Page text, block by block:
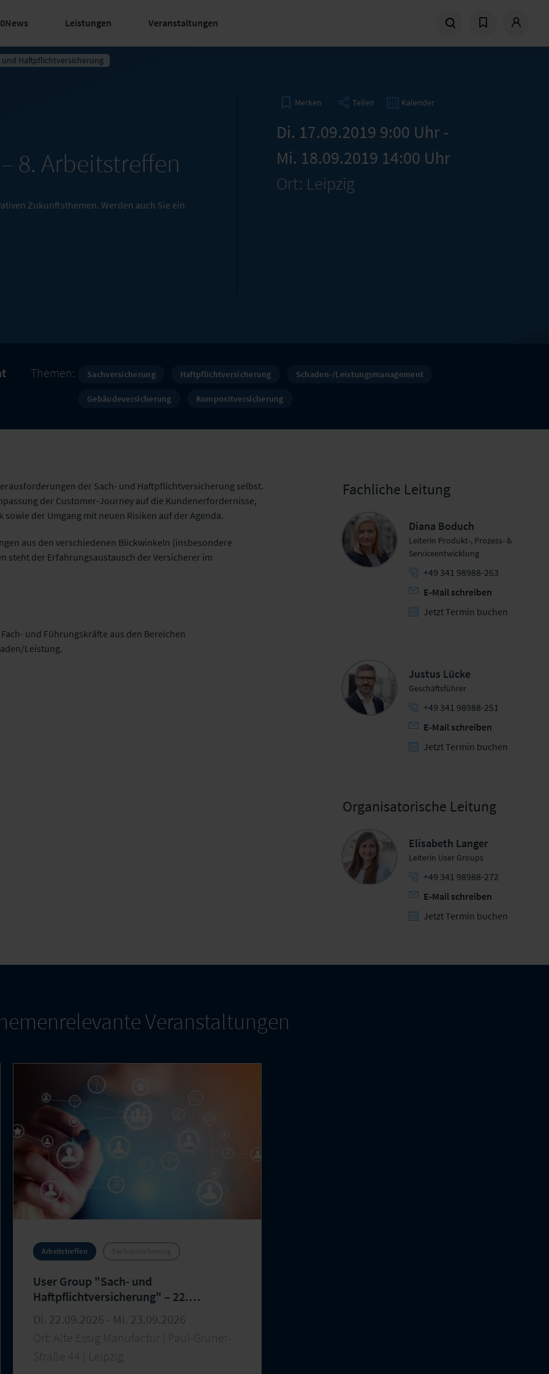
Leistungen Veranstaltungen
und Haftpflichtversicherung
8. Arbeitstreffen
Zukunftsthemen. Werden auch Sie ein
Merken Teilen Kalender
Di. 17.09.2019 9:00 Uhr -
Mi. 18.09.2019 14:00 Uhr
Ort: Leipzig
Themen: Sachversicherung Haftpflichtversicherung Schaden-/Leistungsmanagement
Gebäudeversicherung Kompositversicherung
der Sach- und Haftpflichtversicherung selbst.
der Customer-Journey auf die Kundenerfordernisse,
der Umgang mit neuen Risiken auf der Agenda.
aus den verschiedenen Blickwinkeln (insbesondere
steht der Erfahrungsaustausch der Versicherer im
und Führungskräfte aus den Bereichen
Leistung.
Fachliche Leitung
Diana Boduch
Leiterin Produkt-, Prozess- &
Serviceentwicklung
+49 341 98988-263
E-Mail schreiben
Jetzt Termin buchen
Justus Lücke
Geschäftsführer
+49 341 98988-251
E-Mail schreiben
Jetzt Termin buchen
Organisatorische Leitung
Elisabeth Langer
Leiterin User Groups
+49 341 98988-272
E-Mail schreiben
Jetzt Termin buchen
Veranstaltungen
Arbeitstreffen
User Group "Sach- und
Haftpflichtversicherung" – 22.
Arbeitstreffen
Di. 22.09.2026 - Mi. 23.09.2026
Ort: Alte Essig Manufactur | Paul-Gruner-
Straße 44 | Leipzig